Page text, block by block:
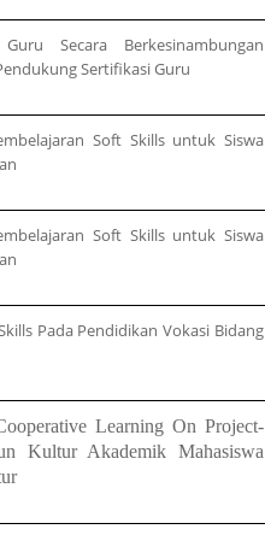
Secara Berkesinambungan
Sertifikasi Guru
Soft Skillsuntuk Siswa
Soft Skillsuntuk Siswa
Pada Pendidikan Vokasi Bidang
Learning On Project-
Kultur Akademik Mahasiswa